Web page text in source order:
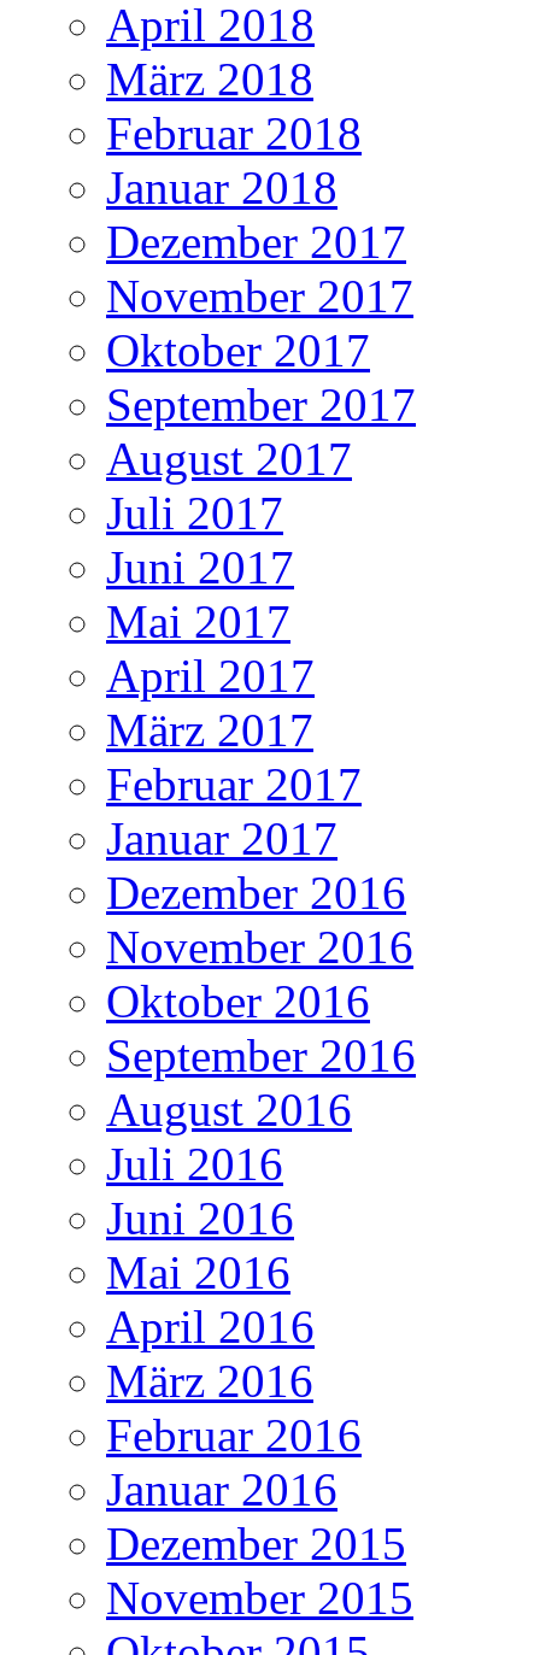
April 2018
März 2018
Februar 2018
Januar 2018
Dezember 2017
November 2017
Oktober 2017
September 2017
August 2017
Juli 2017
Juni 2017
Mai 2017
April 2017
März 2017
Februar 2017
Januar 2017
Dezember 2016
November 2016
Oktober 2016
September 2016
August 2016
Juli 2016
Juni 2016
Mai 2016
April 2016
März 2016
Februar 2016
Januar 2016
Dezember 2015
November 2015